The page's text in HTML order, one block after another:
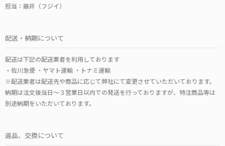
担当：藤井（フジイ）
配送・納期について
配送は下記の配送業者を利用しております
・佐川急便 ・ヤマト運輸 ・トナミ運輸
※配送業者は配送先や商品に応じて弊社にて変更させていただいております。
納期は注文後当日～３営業日以内での発送を行っておりますが、特注商品等は
別途納期をいただいております。
返品、交換について